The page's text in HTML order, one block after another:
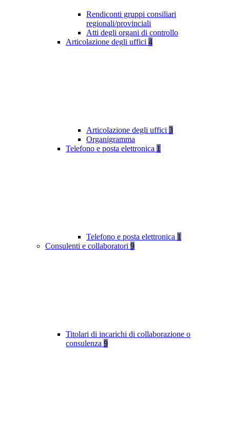
Rendiconti gruppi consiliari
regionali/provinciali
Atti degli organi di controllo
Articolazione degli uffici 4
Articolazione degli uffici 3
Organigramma
Telefono e posta elettronica 1
Telefono e posta elettronica 1
Consulenti e collaboratori 9
Titolari di incarichi di collaborazione o
consulenza 9